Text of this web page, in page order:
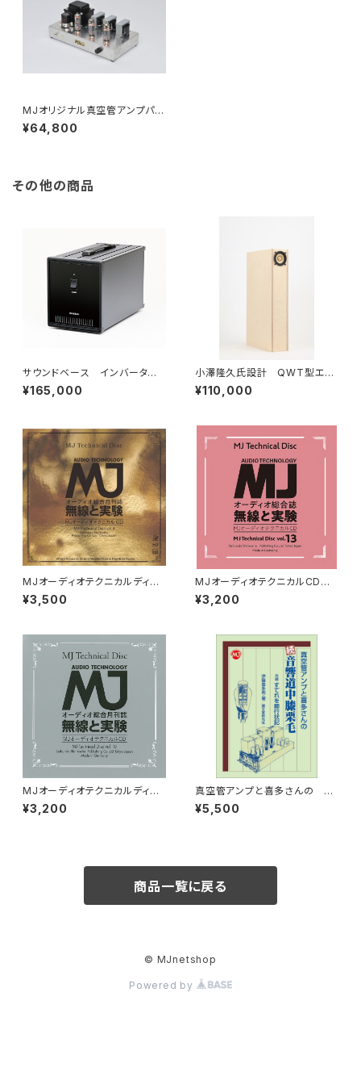
MJオリジナル真空管アンプパー
ツセット（6BM8シングルアンプ
主要部品セット）
¥64,800
その他の商品
サウンドベース インバーター
搭載電源トランス CWP-450
¥165,000
小澤隆久氏設計 QWT型エン
クロージャースピーカー部品セ
ット「MJYSP-1」（ヤマハ9cmフ
¥110,000
MJオーディオテクニカルディス
クvol.8
¥3,500
MJオーディオテクニカルCD v
ol.13
¥3,200
MJオーディオテクニカルディス
ク vol.10
¥3,200
真空管アンプと喜多さんの
続 音響道中膝栗毛
¥5,500
商品一覧に戻る
© MJnetshop
Powered by